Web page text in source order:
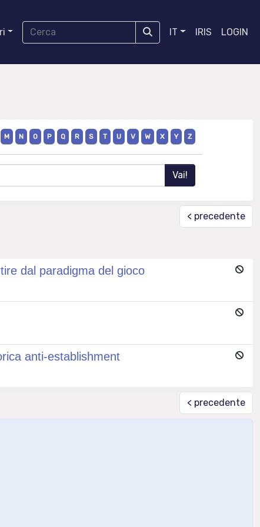
IT IRIS LOGIN
M N O P Q R S T U V W X Y Z
< precedente
dal paradigma del gioco
anti-establishment
< precedente